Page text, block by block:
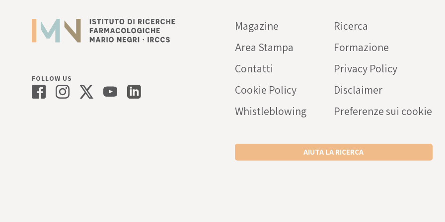
FOLLOW US
Magazine
Ricerca
Area Stampa
Formazione
Contatti
Privacy Policy
Cookie Policy
Disclaimer
Whistleblowing
Preferenze sui cookie
AIUTA LA RICERCA
Intercheck web:
rivolta a medici e operatori
prescrizione dei farmaci
nell’anziano.
SCARICA L’APP IPHONE